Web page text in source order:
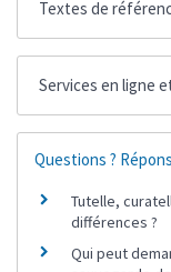
Textes de
Services en ligne
Questions ?
Tutelle,
différences ?
Qui peut